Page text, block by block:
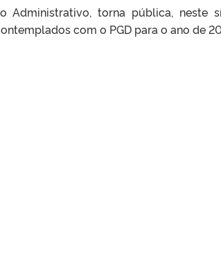
torna pública, neste
com o PGD para o ano de